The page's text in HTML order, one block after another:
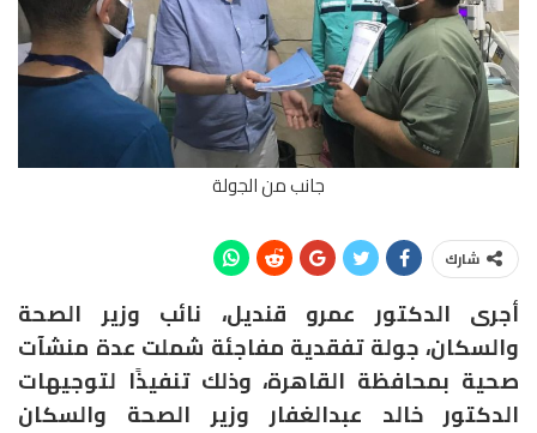
جانب من الجولة
شارك
أجرى الدكتور عمرو قنديل، نائب وزير الصحة
والسكان، جولة تفقدية مفاجئة شملت عدة منشآت
صحية بمحافظة القاهرة، وذلك تنفيذًا لتوجيهات
الدكتور خالد عبدالغفار وزير الصحة والسكان